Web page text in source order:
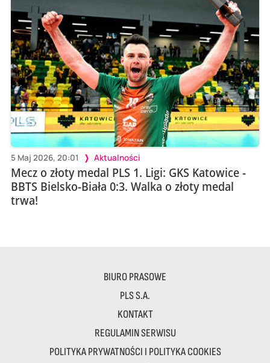
5 Maj 2026, 20:01 Aktualności
Mecz o złoty medal PLS 1. Ligi: GKS Katowice -
BBTS Bielsko-Biała 0:3. Walka o złoty medal
trwa!
BIURO PRASOWE
PLS S.A.
KONTAKT
REGULAMIN SERWISU
POLITYKA PRYWATNOŚCI I POLITYKA COOKIES